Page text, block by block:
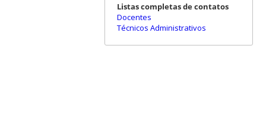
Listas completas de contatos
Docentes
Técnicos Administrativos